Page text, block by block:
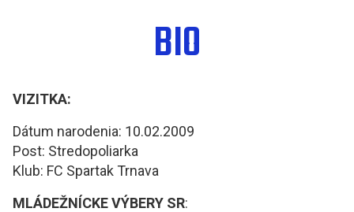
BIO
VIZITKA:
Dátum narodenia: 10.02.2009
Post: Stredopoliarka
Klub: FC Spartak Trnava
MLÁDEŽNÍCKE VÝBERY SR: